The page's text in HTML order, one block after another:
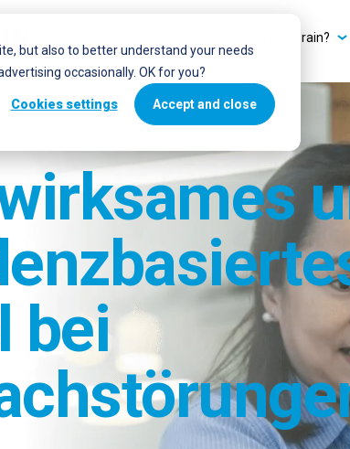
but also to better understand your needs
occasionally. OK for you?
Cookies settings Accept and close
Wer nutzt Forbrain?
bei